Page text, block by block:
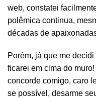
web, constatei
polêmica continua,
décadas de
Porém, já que me
ficarei em cima do
concorde comigo, caro
se possível, desarme